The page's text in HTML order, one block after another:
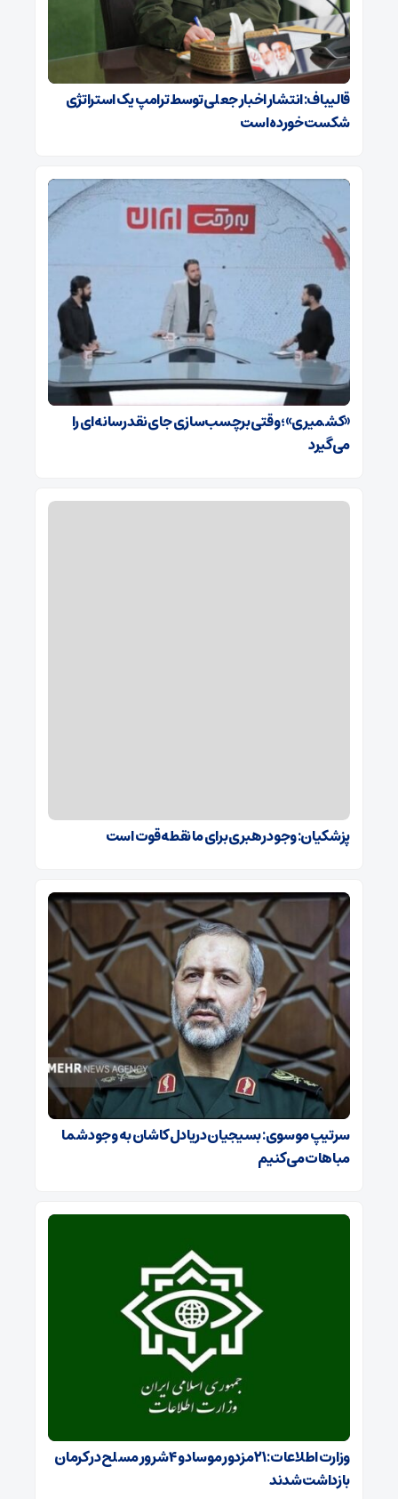
قالیباف: انتشار اخبار جعلی توسط ترامپ یک استراتژی
شکست خورده است
«کشمیری»؛ وقتی برچسب‌سازی جای نقد رسانه‌ای را
می‌گیرد
پزشکیان: وجود رهبری برای ما نقطه قوت است
سرتیپ موسوی: بسیجیان دریادل کاشان به وجود شما
مباهات می‌کنیم
وزارت اطلاعات: ۲۱ مزدور موساد و ۴ شرور مسلح در کرمان
بازداشت شدند